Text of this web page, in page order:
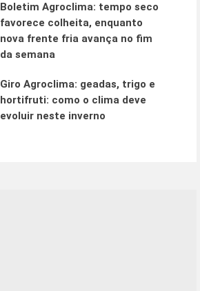
Boletim Agroclima: tempo seco
favorece colheita, enquanto
nova frente fria avança no fim
da semana
Giro Agroclima: geadas, trigo e
hortifruti: como o clima deve
evoluir neste inverno